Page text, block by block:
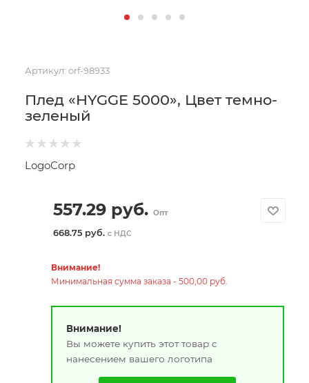
Артикул: orf-98933
Плед «HYGGE 5000», Цвет темно-
зеленый
LogoCorp
557.29руб. Опт
668.75 руб. с НДС
Внимание!
Минимальная сумма заказа - 500,00 руб.
Внимание!
Вы можете купить этот товар с
нанесением вашего логотипа